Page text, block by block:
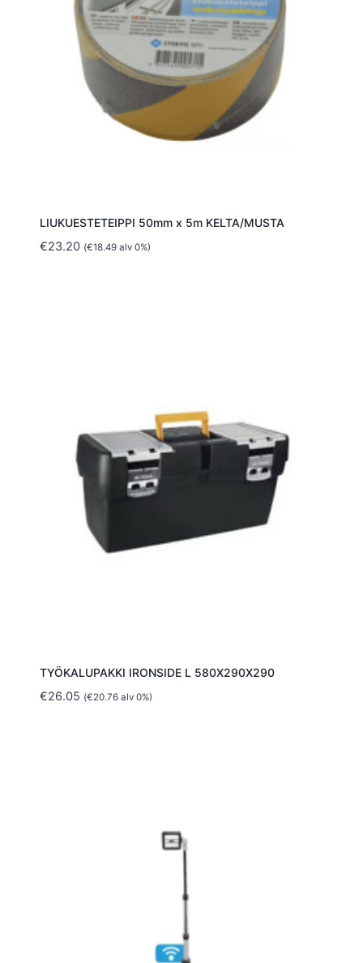
LIUKUESTETEIPPI 50mm x 5m KELTA/MUSTA
€23.20 (€18.49alv 0%)
TYÖKALUPAKKI IRONSIDE L 580X290X290
€26.05 (€20.76alv 0%)